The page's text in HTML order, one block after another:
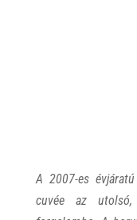
A 2007-es
cuvée az